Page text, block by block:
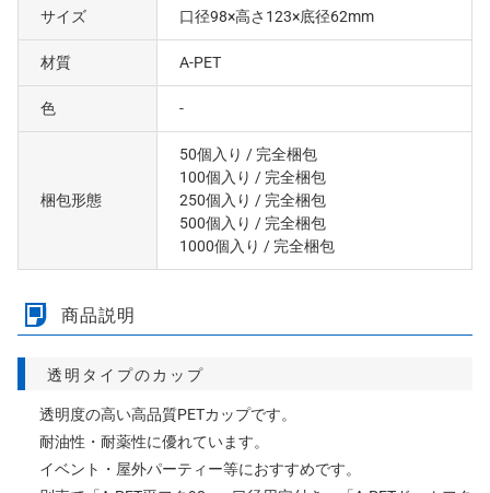
サイズ 口径98×高さ123×底径62mm
材質 A-PET
色 -
梱包形態
50個入り / 完全梱包
100個入り / 完全梱包
250個入り / 完全梱包
500個入り / 完全梱包
1000個入り / 完全梱包
商品説明
透明タイプのカップ
透明度の高い高品質PETカップです。
耐油性・耐薬性に優れています。
イベント・屋外パーティー等におすすめです。